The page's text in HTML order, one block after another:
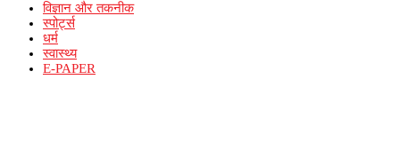
विज्ञान और तकनीक
स्पोर्ट्स
धर्म
स्वास्थ्य
E-PAPER